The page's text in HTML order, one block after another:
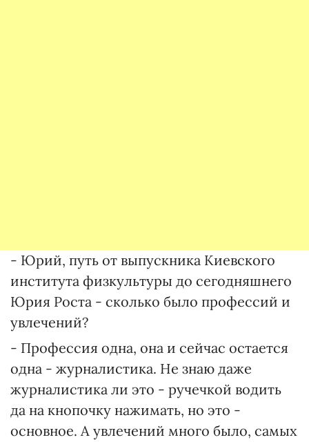
- Юрий, путь от выпускника Киевского
института физкультуры до сегодняшнего
Юрия Роста - сколько было профессий и
увлечений?
- Профессия одна, она и сейчас остается
одна - журналистика. Не знаю даже
журналистика ли это - ручечкой водить
да на кнопочку нажимать, но это -
основное. А увлечений много было, самых